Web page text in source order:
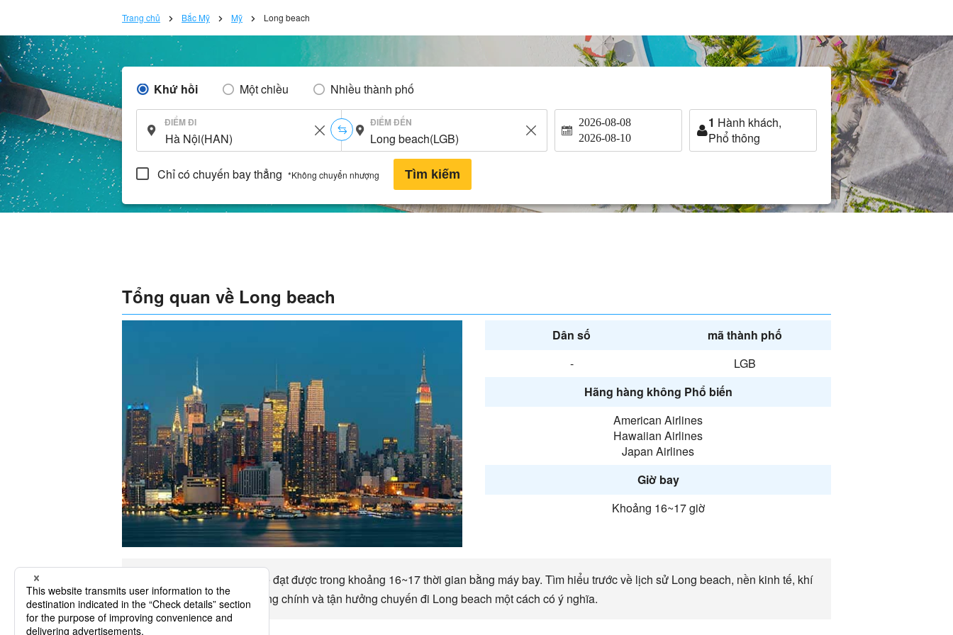
Trang chủ Bắc Mỹ Mỹ Long beach
Khứ hồi Một chiều Nhiều thành phố
ĐIỂM ĐI ĐIỂM ĐẾN 2026-08-08
2026-08-10
1 Hành khách,
Phổ thông
Chỉ có chuyến bay thẳng *Không chuyển nhượng Tìm kiếm
Tổng quan về Long beach
Dân số
mã thành phố
-
LGB
Hãng hàng không Phổ biến
American Airlines
Hawaiian Airlines
Japan Airlines
Giờ bay
Khoảng 16~17 giờ
Lên đến Long beach có thể đạt được trong khoảng 16~17 thời gian bằng máy bay. Tìm hiểu trước về lịch sử Long beach, nền kinh tế, khí
hậu, các lựa chọn giao thông chính và tận hưởng chuyến đi Long beach một cách có ý nghĩa.